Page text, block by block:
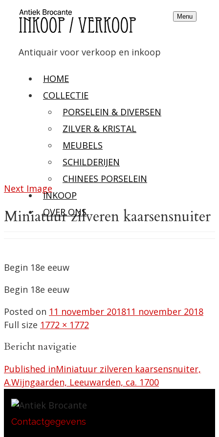
Antiquair voor verkoop en inkoop
Menu
HOME
COLLECTIE
PORSELEIN & DIVERSEN
ZILVER & KRISTAL
MEUBELS
SCHILDERIJEN
CHINEES PORSELEIN
INKOOP
OVER ONS
Next Image
Miniatuur zilveren kaarsensnuiter
Begin 18e eeuw
Begin 18e eeuw
Posted on 11 november 201811 november 2018
Full size 1772 × 1772
Bericht navigatie
Published inMiniatuur zilveren kaarsensnuiter,
A.Wijngaarden, Leeuwarden, ca. 1700
Contactgegevens